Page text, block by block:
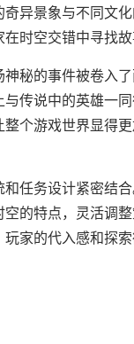
异景象与不同文
时空交错中寻找故
秘的事件被卷入
传说中的英雄一
个游戏世界显得
任务设计紧密结
的特点，灵活调
家的代入感和探